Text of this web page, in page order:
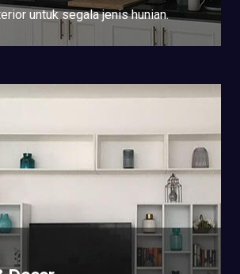
untuk segala jenis hunian.